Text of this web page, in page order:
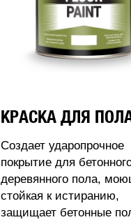
КРАСКА ДЛЯ
Создает ударопрочное
покрытие для
деревянного пола,
стойкая к истиранию,
защищает бетонные